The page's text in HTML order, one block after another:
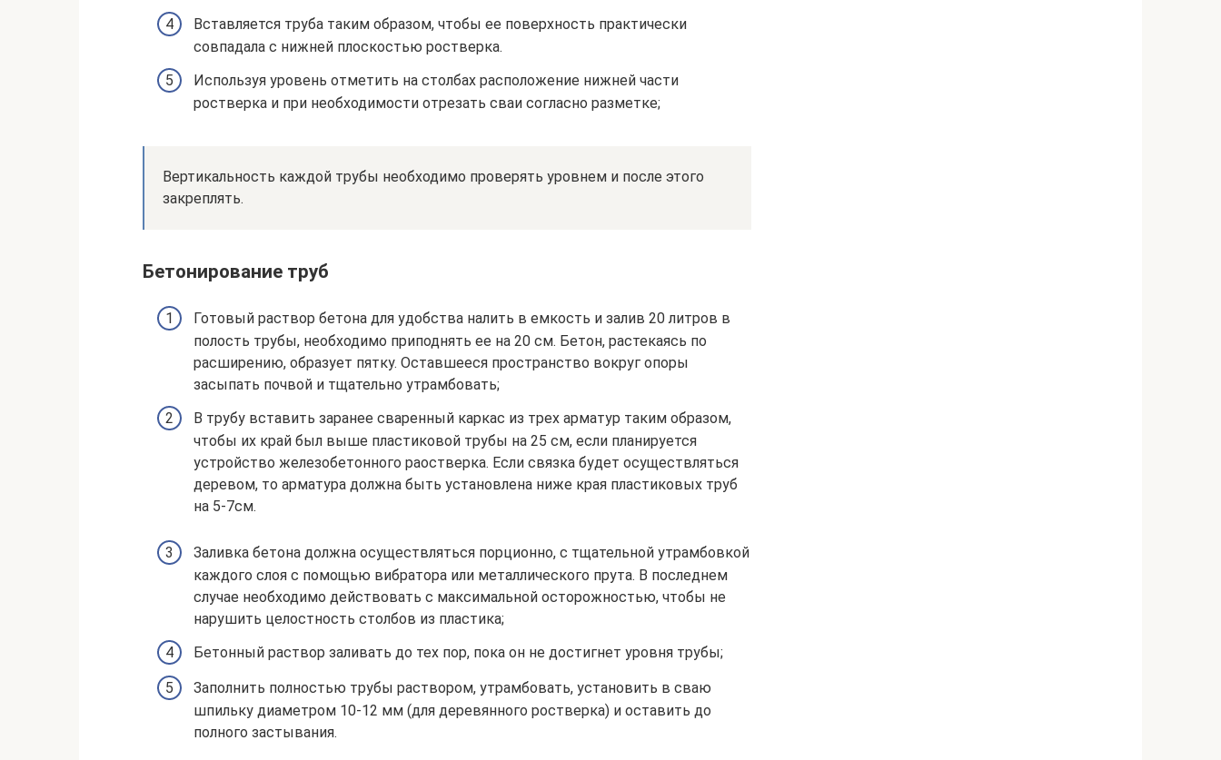
Вставляется труба таким образом, чтобы ее поверхность практически
совпадала с нижней плоскостью ростверка.
Используя уровень отметить на столбах расположение нижней части
ростверка и при необходимости отрезать сваи согласно разметке;
Вертикальность каждой трубы необходимо проверять уровнем и после этого
закреплять.
Бетонирование труб
Готовый раствор бетона для удобства налить в емкость и залив 20 литров в
полость трубы, необходимо приподнять ее на 20 см. Бетон, растекаясь по
расширению, образует пятку. Оставшееся пространство вокруг опоры
засыпать почвой и тщательно утрамбовать;
В трубу вставить заранее сваренный каркас из трех арматур таким образом,
чтобы их край был выше пластиковой трубы на 25 см, если планируется
устройство железобетонного раостверка. Если связка будет осуществляться
деревом, то арматура должна быть установлена ниже края пластиковых труб
на 5-7см.
Заливка бетона должна осуществляться порционно, с тщательной утрамбовкой
каждого слоя с помощью вибратора или металлического прута. В последнем
случае необходимо действовать с максимальной осторожностью, чтобы не
нарушить целостность столбов из пластика;
Бетонный раствор заливать до тех пор, пока он не достигнет уровня трубы;
Заполнить полностью трубы раствором, утрамбовать, установить в сваю
шпильку диаметром 10-12 мм (для деревянного ростверка) и оставить до
полного застывания.